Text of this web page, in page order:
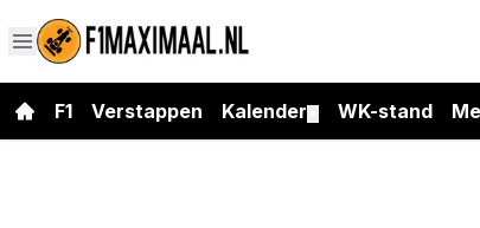
F1 Verstappen Kalender WK-stand